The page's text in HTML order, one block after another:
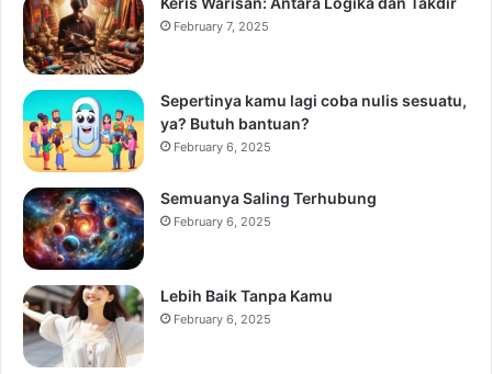
February 7, 2025
Sepertinya kamu lagi coba nulis sesuatu,
ya? Butuh bantuan?
February 6, 2025
Semuanya Saling Terhubung
February 6, 2025
Lebih Baik Tanpa Kamu
February 6, 2025